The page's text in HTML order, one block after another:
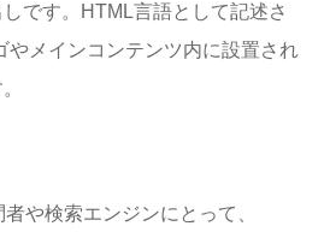
コードを確認する
デベロッパーツールで確認する
用する書き方
です。HTML言語として記述さ
やメインコンテンツ内に設置され
や検索エンジンにとって、